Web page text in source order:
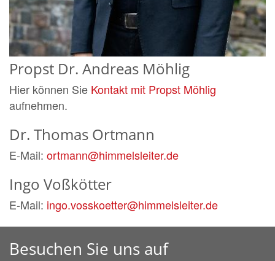
Propst Dr. Andreas Möhlig
Hier können Sie Kontakt mit Propst Möhlig
aufnehmen.
Dr. Thomas Ortmann
E-Mail: ortmann@himmelsleiter.de
Ingo Voßkötter
E-Mail: ingo.vosskoetter@himmelsleiter.de
Besuchen Sie uns auf